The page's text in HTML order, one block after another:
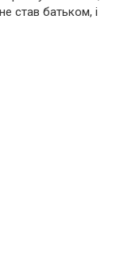
став батьком, і